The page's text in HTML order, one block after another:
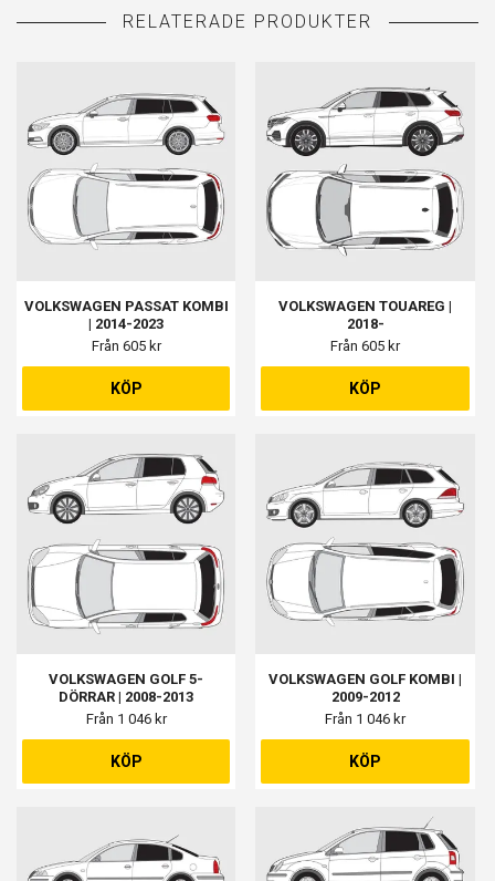
VOLKSWAGEN PASSAT KOMBI
| 2014-2023
Från 605 kr
KÖP
VOLKSWAGEN TOUAREG |
2018-
Från 605 kr
KÖP
VOLKSWAGEN GOLF 5-
DÖRRAR | 2008-2013
Från 1 046 kr
KÖP
VOLKSWAGEN GOLF KOMBI |
2009-2012
Från 1 046 kr
KÖP